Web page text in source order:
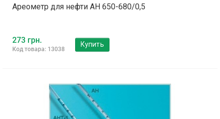
Ареометр для нефти АН 650-680/0,5
273 грн.
Код товара: 13038
Купить